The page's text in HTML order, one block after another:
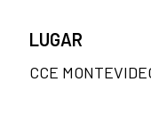
LUGAR
CCE